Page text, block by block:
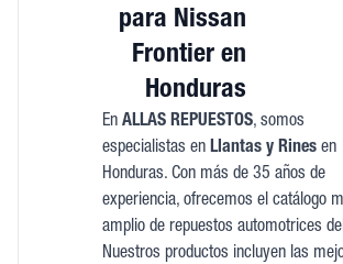
para Nissan
Frontier en
Honduras
En ALLAS REPUESTOS, somos
especialistas en Llantas y Rinesen
Honduras. Con más de 35 años de
experiencia, ofrecemos el catálogo
amplio de repuestos automotrices
Nuestros productos incluyen las